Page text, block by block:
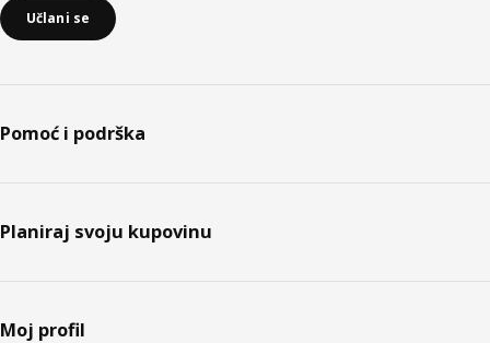
Učlani se
Pomoć i podrška
Planiraj svoju kupovinu
Moj profil